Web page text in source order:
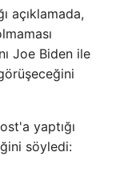
açıklamada,
Joe Biden ile
yaptığı
söyledi: